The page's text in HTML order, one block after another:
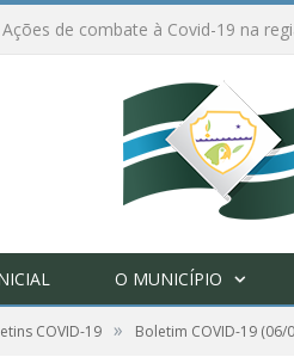
O MUNICÍPIO
COVID-19 » Boletim COVID-19 (06/